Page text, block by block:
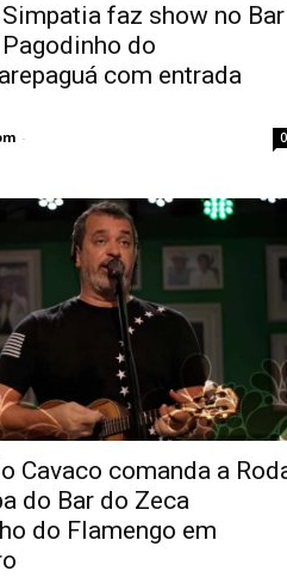
faz show no Bar
do
com entrada
- 0
Cavaco comanda a
do Bar do Zeca
do Flamengo em